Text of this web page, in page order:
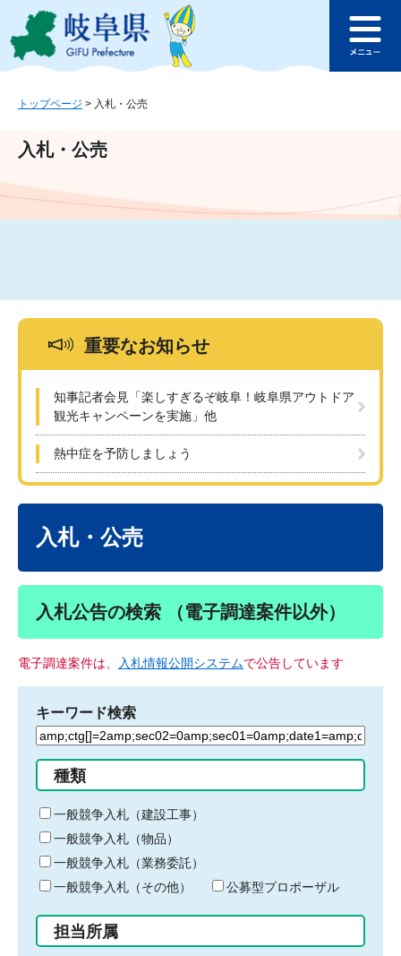
ジ
ュ
文
このページの本文へ
ュ
トップページ > 入札・公売
入札・公売
重要なお知らせ
知事記者会見「楽しすぎるぞ岐阜！岐阜県アウトドア
観光キャンペーンを実施」他
熱中症を予防しましょう
入札・公売
入札公告の検索 （電子調達案件以外）
電子調達案件は、 入札情報公開システムで公告しています
キーワード検索
検
る
キ
ー
ワ
ー
ド
入
力
種類
一般競争入札（建設工事）
一般競争入札（物品）
一般競争入札（業務委託）
一般競争入札（その他）
公募型プロポーザル
担当所属